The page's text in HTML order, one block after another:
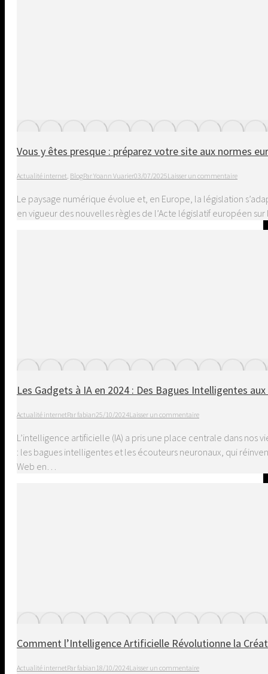
Vous y êtes presque : préparez votre site aux normes
Actualité internet BlogParYoann Vuarier03/07/2025Laisser un commentaire
Le paysage numérique évolue et, en Europe, la législation
en vigueur des nouvelles règles de l’Acte législatif européen
Les Gadgets à IA en 2024 : Des Bagues Intelligentes
Actualité internetPar fabian25/10/2024Laisser un commentaire
L’intelligence artificielle (IA) a pris une place centrale dans
: les bagues intelligentes et les écouteurs neuronaux, qui
Web en…
Comment l’Intelligence Artificielle Révolutionne la
Actualité internetPar fabian 18/10/2024Laisser un commentaire